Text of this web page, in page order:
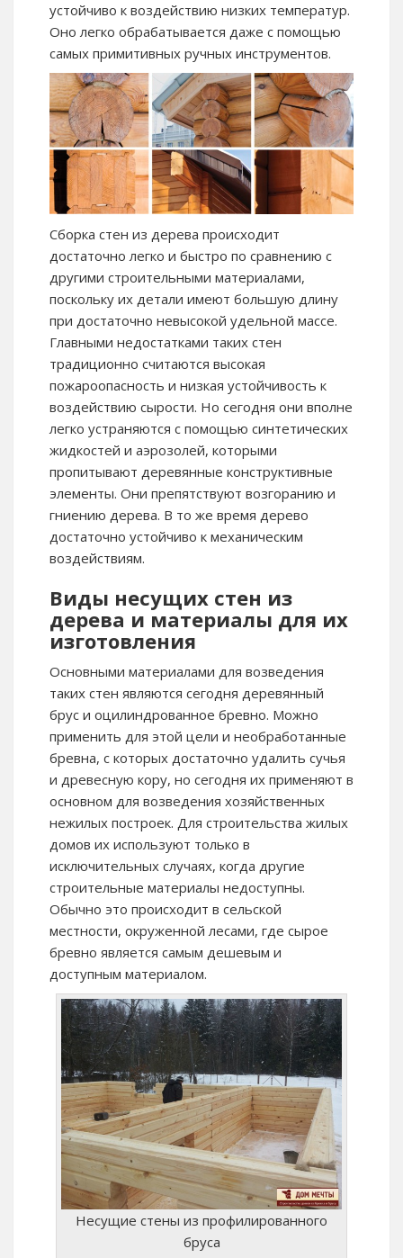
устойчиво к воздействию низких температур.
Оно легко обрабатывается даже с помощью
самых примитивных ручных инструментов.
Сборка стен из дерева происходит
достаточно легко и быстро по сравнению с
другими строительными материалами,
поскольку их детали имеют большую длину
при достаточно невысокой удельной массе.
Главными недостатками таких стен
традиционно считаются высокая
пожароопасность и низкая устойчивость к
воздействию сырости. Но сегодня они вполне
легко устраняются с помощью синтетических
жидкостей и аэрозолей, которыми
пропитывают деревянные конструктивные
элементы. Они препятствуют возгоранию и
гниению дерева. В то же время дерево
достаточно устойчиво к механическим
воздействиям.
Виды несущих стен из
дерева и материалы для их
изготовления
Основными материалами для возведения
таких стен являются сегодня деревянный
брус и оцилиндрованное бревно. Можно
применить для этой цели и необработанные
бревна, с которых достаточно удалить сучья
и древесную кору, но сегодня их применяют в
основном для возведения хозяйственных
нежилых построек. Для строительства жилых
домов их используют только в
исключительных случаях, когда другие
строительные материалы недоступны.
Обычно это происходит в сельской
местности, окруженной лесами, где сырое
бревно является самым дешевым и
доступным материалом.
Несущие стены из профилированного
бруса